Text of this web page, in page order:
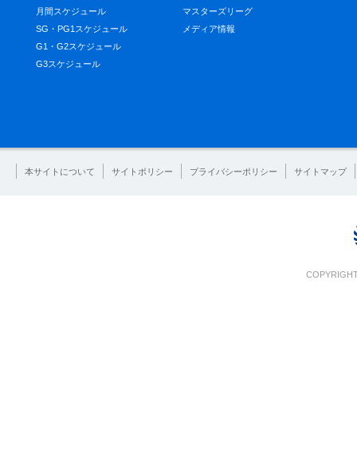
月間スケジュール
SG・PG1スケジュール
G1・G2スケジュール
G3スケジュール
マスターズリーグ
メディア情報
本サイトについて サイトポリシー プライバシーポリシー サイトマップ